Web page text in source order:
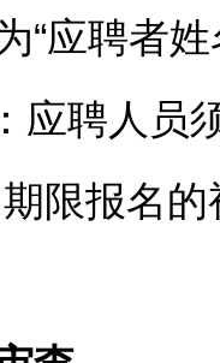
“应聘者
聘人员须
限报名